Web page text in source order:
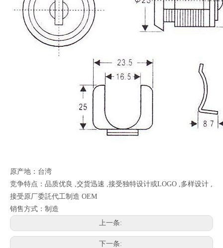
原产地：台湾
竞争特点：品质优良 ,交货迅速 ,接受独特设计或LOGO ,多样设计 ,
接受原厂委託代工制造 OEM
销售方式：制造
上一条:
下一条: